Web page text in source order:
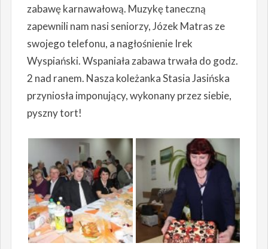
zabawę karnawałową. Muzykę taneczną
zapewnili nam nasi seniorzy, Józek Matras ze
swojego telefonu, a nagłośnienie Irek
Wyspiański. Wspaniała zabawa trwała do godz.
2 nad ranem. Nasza koleżanka Stasia Jasińska
przyniosła imponujący, wykonany przez siebie,
pyszny tort!